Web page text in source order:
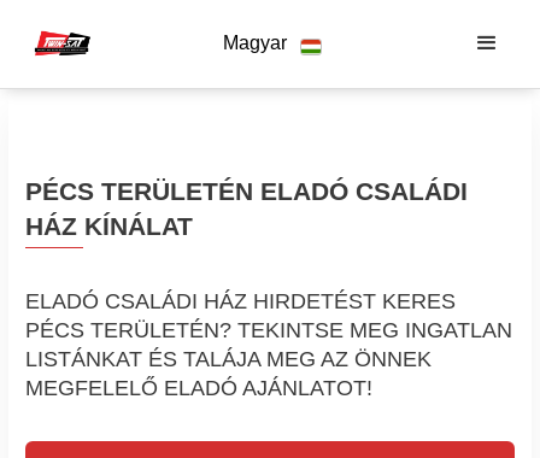
Magyar
PÉCS TERÜLETÉN ELADÓ CSALÁDI
HÁZ KÍNÁLAT
ELADÓ CSALÁDI HÁZ HIRDETÉST KERES
PÉCS TERÜLETÉN? TEKINTSE MEG INGATLAN
LISTÁNKAT ÉS TALÁJA MEG AZ ÖNNEK
MEGFELELŐ ELADÓ AJÁNLATOT!